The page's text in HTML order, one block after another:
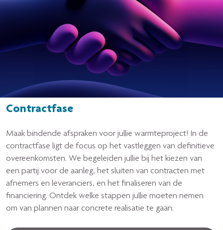
Contractfase
Maak bindende afspraken voor jullie warmteproject! In de
contractfase ligt de focus op het vastleggen van definitieve
overeenkomsten. We begeleiden jullie bij het kiezen van
een partij voor de aanleg, het sluiten van contracten met
afnemers en leveranciers, en het finaliseren van de
financiering. Ontdek welke stappen jullie moeten nemen
om van plannen naar concrete realisatie te gaan.